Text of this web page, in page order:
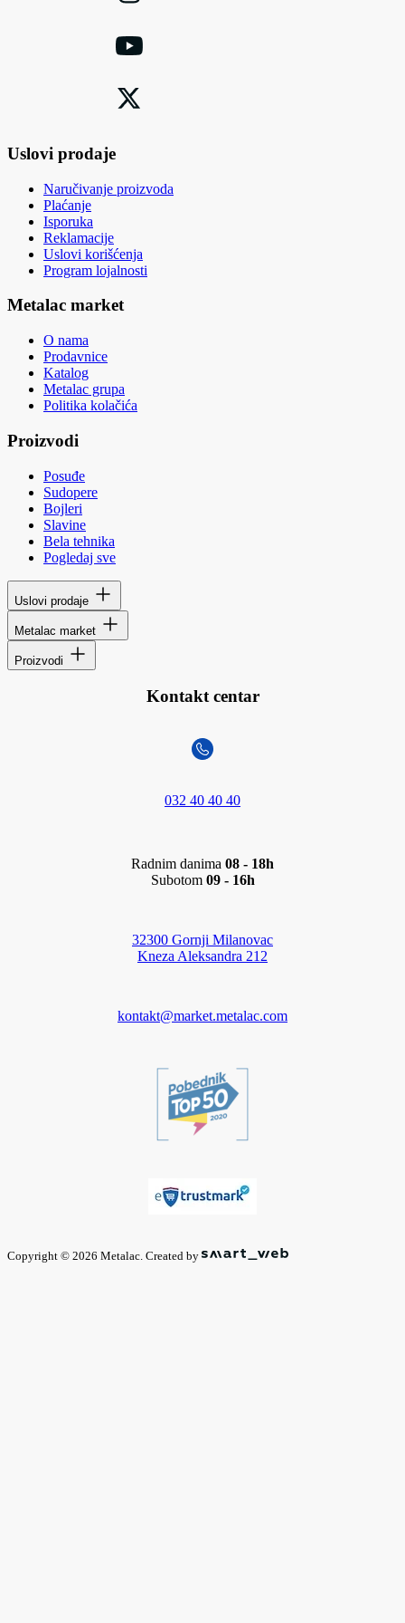
Uslovi prodaje
Naručivanje proizvoda
Plaćanje
Isporuka
Reklamacije
Uslovi korišćenja
Program lojalnosti
Metalac market
O nama
Prodavnice
Katalog
Metalac grupa
Politika kolačića
Proizvodi
Posuđe
Sudopere
Bojleri
Slavine
Bela tehnika
Pogledaj sve
Uslovi prodaje
Metalac market
Proizvodi
Kontakt centar
032 40 40 40
Radnim danima 08 - 18h
Subotom 09 - 16h
32300 Gornji Milanovac
Kneza Aleksandra 212
kontakt@market.metalac.com
Copyright © 2026 Metalac. Created by